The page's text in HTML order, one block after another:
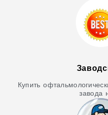
Купить
завода